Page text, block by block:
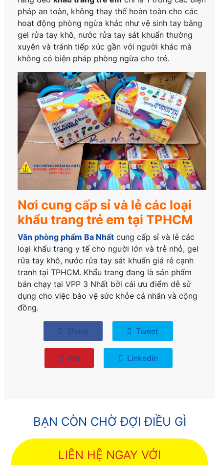
pháp an toàn, không thay thế hoàn toàn cho các
hoạt động phòng ngừa khác như vệ sinh tay bằng
gel rửa tay khô, nước rửa tay sát khuẩn thường
xuyên và tránh tiếp xúc gần với người khác mà
không có biện pháp phòng ngừa cho trẻ.
Nơi cung cấp sỉ và lẻ các loại
khẩu trang trẻ em tại TPHCM
Văn phòng phẩm Ba Nhất cung cấp sỉ và lẻ các
loại khẩu trang y tế cho người lớn và trẻ nhỏ, gel
rửa tay khô, nước rửa tay sát khuẩn giá rẻ cạnh
tranh tại TPHCM. Khẩu trang đang là sản phẩm
bán chạy tại VPP 3 Nhất bởi cái ưu điểm dễ sử
dụng cho việc bào vệ sức khỏe cá nhân và cộng
đồng.
Share Tweet
Pin Linkedin
BẠN CÒN CHỜ ĐỢI ĐIỀU GÌ
LIÊN HỆ NGAY VỚI